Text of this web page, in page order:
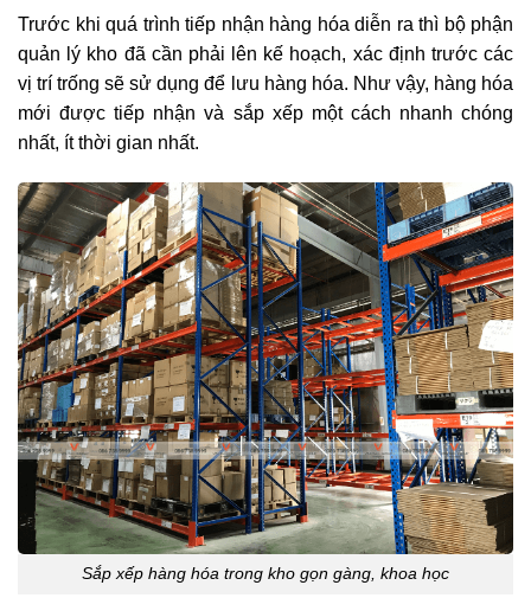
Trước khi quá trình tiếp nhận hàng hóa diễn ra thì bộ phận
quản lý kho đã cần phải lên kế hoạch, xác định trước các
vị trí trống sẽ sử dụng để lưu hàng hóa. Như vậy, hàng hóa
mới được tiếp nhận và sắp xếp một cách nhanh chóng
nhất, ít thời gian nhất.
Sắp xếp hàng hóa trong kho gọn gàng, khoa học